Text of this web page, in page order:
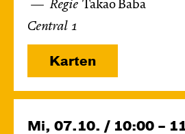
Regie Takao Baba
Central 1
Karten
Mi, 07.10. / 10:00 –